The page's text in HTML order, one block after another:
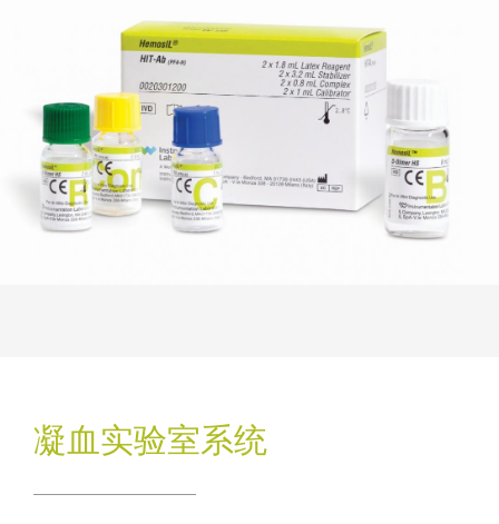
凝血实验室系统